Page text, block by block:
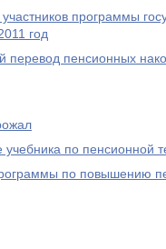
программы
год
пенсионных
по пенсионной
по повышению